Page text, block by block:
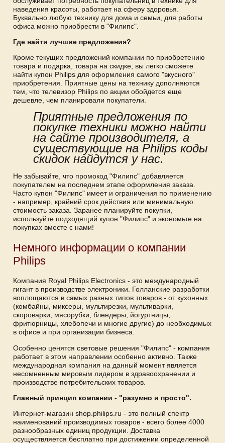
наведения красоты, работает на сферу здоровья.
Буквально любую технику для дома и семьи, для работы
офиса можно приобрести в "Филипс".
Где найти лучшие предложения?
Кроме текущих предложений компании по приобретению
товара и подарка, товара на скидке, вы легко сможете
найти купон Philips для оформления самого "вкусного"
приобретения. Приятные цены на технику дополняются
тем, что телевизор Philips по акции обойдется еще
дешевле, чем планировали покупатели.
Приятные предложения по
покупке техники можно найти
на сайте производителя, а
существующие на Philips коды
скидок найдутся у нас.
Не забывайте, что промокод "Филипс" добавляется
покупателем на последнем этапе оформления заказа.
Часто купон "Филипс" имеет и ограничения по применению
- например, крайний срок действия или минимальную
стоимость заказа. Заранее планируйте покупки,
используйте подходящий купон "Филипс" и экономьте на
покупках вместе с нами!
Немного информации о компании
Philips
Компания Royal Philips Electronics - это международный
гигант в производстве электроники. Голланские разработки
воплощаются в самых разных типов товаров - от кухонных
(комбайны, миксеры, мультирезки, мультиварки,
скороварки, мясорубки, блендеры, йогуртницы,
фритюрницы, хлебопечи и многие другие) до необходимых
в офисе и при организации бизнеса.
Особенно ценятся световые решения "Филипс" - компания
работает в этом направлении особенно активно. Также
международная компания на данный момент является
несомненным мировым лидером в здравоохранении и
производстве потребительских товаров.
Главный принцип компании - "разумно и просто".
Интернет-магазин shop.philips.ru - это полный спектр
наименований производимых товаров - всего более 4000
разнообразных единиц продукции. Доставка
осуществляется бесплатно при достижении определенной